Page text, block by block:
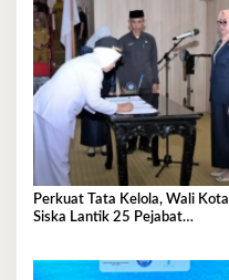
Perkuat Tata Kelola, Wali Kota
Siska Lantik 25 Pejabat